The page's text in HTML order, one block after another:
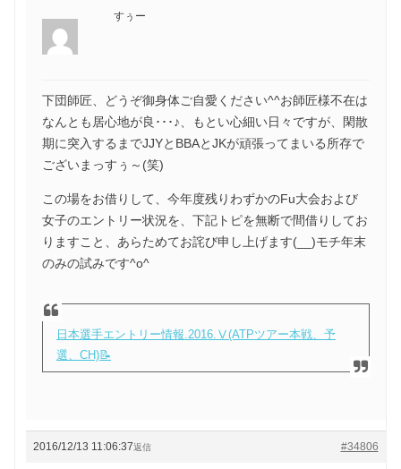
すぅー
下団師匠、どうぞ御身体ご自愛ください^^お師匠様不在は
なんとも居心地が良･･･♪、もとい心細い日々ですが、閑散
期に突入するまでJJYとBBAとJKが頑張ってまいる所存で
ございまっすぅ～(笑)
この場をお借りして、今年度残りわずかのFu大会および
女子のエントリー状況を、下記トピを無断で間借りしてお
りますこと、あらためてお詫び申し上げます(__)モチ年末
のみの試みです^o^
日本選手エントリー情報.2016.Ⅴ(ATPツアー本戦、予
選、CH)📝
2016/12/13 11:06:37 #34806
返信